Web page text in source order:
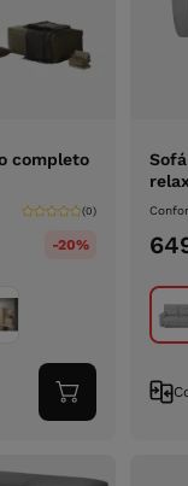
completo
(0)
-20%
Adicionar
ao